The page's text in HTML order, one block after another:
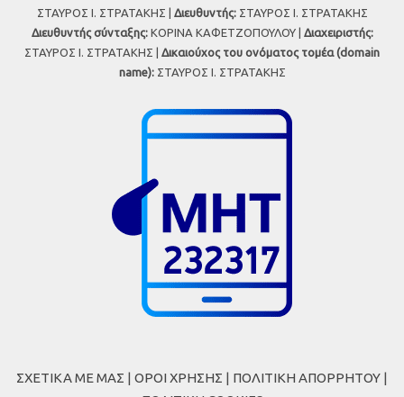
ΣΤΑΥΡΟΣ Ι. ΣΤΡΑΤΑΚΗΣ | Διευθυντής:ΣΤΑΥΡΟΣ Ι. ΣΤΡΑΤΑΚΗΣ
Διευθυντής σύνταξης:ΚΟΡΙΝΑ ΚΑΦΕΤΖΟΠΟΥΛΟΥ | Διαχειριστής:
ΣΤΑΥΡΟΣ Ι. ΣΤΡΑΤΑΚΗΣ | Δικαιούχος του ονόματος τομέα (domain
name):ΣΤΑΥΡΟΣ Ι. ΣΤΡΑΤΑΚΗΣ
ΣΧΕΤΙΚΑ ΜΕ ΜΑΣ | ΟΡΟΙ ΧΡΗΣΗΣ | ΠΟΛΙΤΙΚΗ ΑΠΟΡΡΗΤΟΥ |